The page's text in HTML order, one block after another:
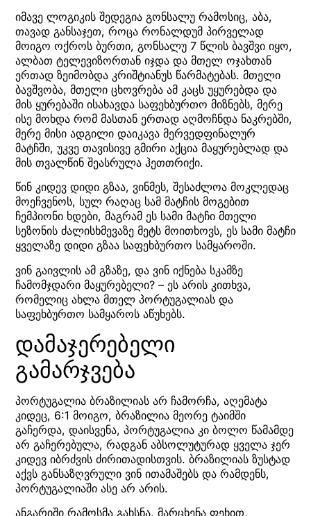
იმავე ლოგიკის შედეგია გონსალუ რამოსიც, აბა,
თავად განსაჯეთ, როცა რონალდუმ პირველად
მოიგო ოქროს ბურთი, გონსალუ 7 წლის ბავშვი იყო,
ალბათ ტელევიზორთან იჯდა და მთელ ოჯახთან
ერთად ზეიმობდა კრიშტიანუს წარმატებას. მთელი
ბავშვობა, მთელი ცხოვრება ამ კაცს უყურებდა და
მის ყურებაში ისახავდა საფეხბურთო მიზნებს, მერე
ისე მოხდა რომ მასთან ერთად აღმოჩნდა ნაკრებში,
მერე მისი ადგილი დაიკავა მერვედფინალურ
მატჩში, უკვე თავისივე გმირი აქცია მაყურებლად და
მის თვალწინ შეასრულა ჰეთთრიქი.
წინ კიდევ დიდი გზაა, ვინმეს, შესაძლოა მოკლედაც
მოეჩვენოს, სულ რაღაც სამ მატჩის მოგებით
ჩემპიონი ხდები, მაგრამ ეს სამი მატჩი მთელი
სეზონის ძალისხმევაზე მეტს მოითხოვს, ეს სამი მატჩი
ყველაზე დიდი გზაა საფეხბურთო სამყაროში.
ვინ გაივლის ამ გზაზე, და ვინ იქნება სკამზე
ჩამომჯდარი მაყურებელი? – ეს არის კითხვა,
რომელიც ახლა მთელ პორტუგალიას და
საფეხბურთო სამყაროს აწუხებს.
დამაჯერებელი
გამარჯვება
პორტუგალია ბრაზილიას არ ჩამორჩა, აღემატა
კიდეც, 6:1 მოიგო, ბრაზილია მეორე ტაიმში
გაჩერდა, დაისვენა, პორტუგალია კი ბოლო წამამდე
არ გაჩერებულა, რადგან აბსოლუტურად ყველა ჯერ
კიდევ იბრძვის ძირითადისთვის. ბრაზილიას ზუსტად
აქვს განსაზღვრული ვინ ითამაშებს და რამდენს,
პორტუგალიაში ასე არ არის.
ანგარიში რამოსმა გახსნა, მარცხენა ფეხით,